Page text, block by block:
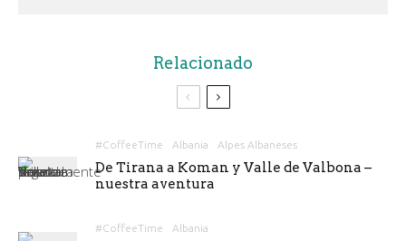
Relacionado
#CoffeeTime Albania Alpes Albaneses
De Tirana a Koman y Valle de Valbona –
nuestra aventura
#CoffeeTime Albania